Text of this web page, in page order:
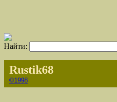
Найти:
Rustik68
©1998